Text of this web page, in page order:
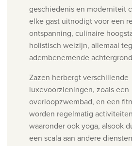
geschiedenis en moderniteit
elke gast uitnodigt voor een
ontspanning, culinaire
holistisch welzijn, allemaal
adembenemende
Zazen herbergt verschillende
luxevoorzieningen, zoals een
overloopzwembad, en een
worden regelmatig
waaronder ook yoga, alsook
een scala aan andere